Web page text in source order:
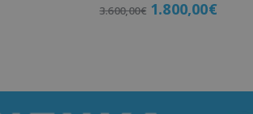
con
4.00
3.600,00€ 1.800,00€